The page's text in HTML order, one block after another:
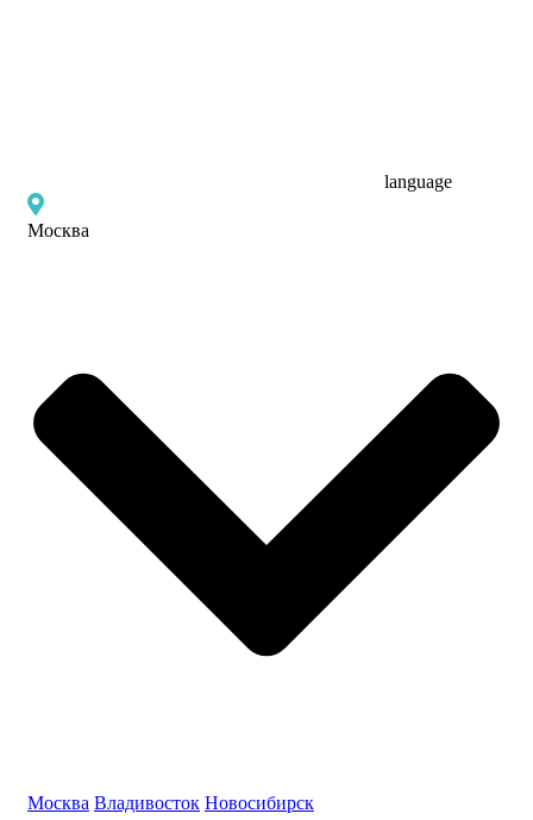
language
Москва
Москва Владивосток Новосибирск